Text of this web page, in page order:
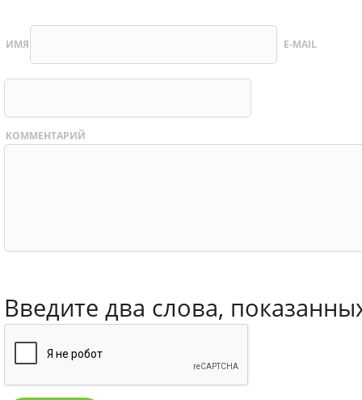
ИМЯ E-MAIL
КОММЕНТАРИЙ
Введите два слова,